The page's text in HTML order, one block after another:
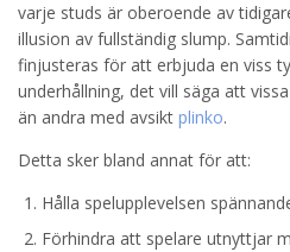
varje studs är oberoende av
illusion av fullständig slump.
finjusteras för att erbjuda en viss
underhållning, det vill säga att
än andra med avsikt plinko.
Detta sker bland annat för att:
Hålla spelupplevelsen
Förhindra att spelare utnyttjar